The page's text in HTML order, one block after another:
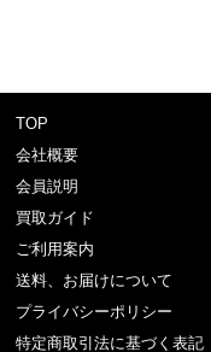
TOP
会社概要
会員説明
買取ガイド
ご利用案内
送料、お届けについて
プライバシーポリシー
特定商取引法に基づく表記